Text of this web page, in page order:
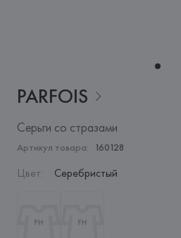
PARFOIS
Серьги со стразами
Артикул товара: 160128
Цвет: Серебристый